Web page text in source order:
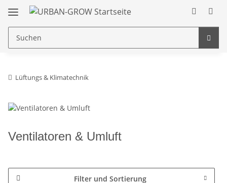
Lüftungs & Klimatechnik
Ventilatoren & Umluft
Filter und Sortierung